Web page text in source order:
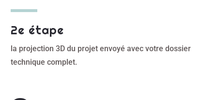
2e étape
la projection 3D du projet envoyé avec votre dossier
technique complet.